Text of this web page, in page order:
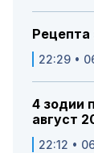
Рецепта
22:29 •
4 зодии
август
22:12 •